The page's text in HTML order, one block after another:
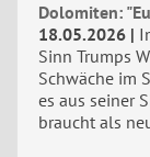
Dolomiten:
18.05.2026
Sinn Trumps
Schwäche im
es aus seiner
braucht als